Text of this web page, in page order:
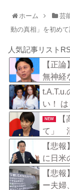
ホーム 芸
動の真相」を初め
人気記事リスト
【正
無神経
t.A.T.u.
い！
NEW
て」
言を説明
【悲
に日米
しの
【悲
ー夫婦